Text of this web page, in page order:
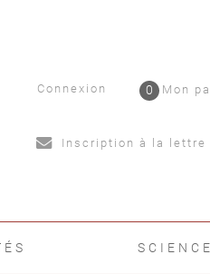
Connexion Mon
0
Inscription à la lettre